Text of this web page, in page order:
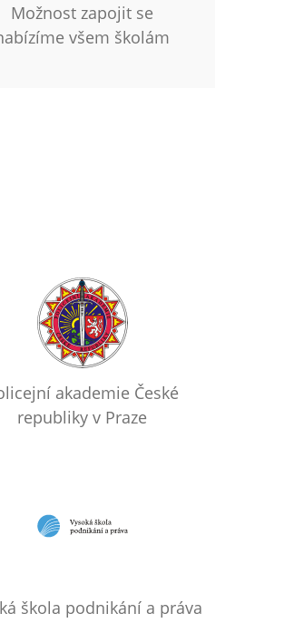
Možnost zapojit se
všem školám
akademie České
republiky v Praze
škola podnikání a práva